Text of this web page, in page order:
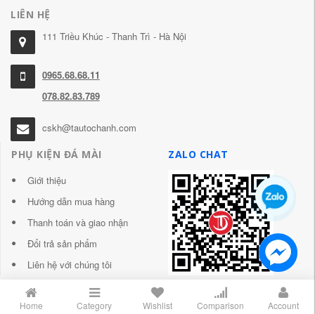
LIÊN HỆ
111 Triều Khúc - Thanh Trì - Hà Nội
0965.68.68.11
078.82.83.789
cskh@tautochanh.com
PHỤ KIỆN ĐÁ MÀI
Giới thiệu
Hướng dẫn mua hàng
Thanh toán và giao nhận
Đổi trả sản phẩm
Liên hệ với chúng tôi
ZALO CHAT
Home Category Wishlist Comparison Account